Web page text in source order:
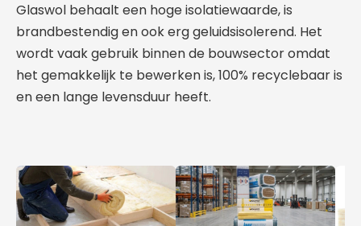
Glaswol behaalt een hoge isolatiewaarde, is
brandbestendig en ook erg geluidsisolerend. Het
wordt vaak gebruik binnen de bouwsector omdat
het gemakkelijk te bewerken is, 100% recyclebaar is
en een lange levensduur heeft.